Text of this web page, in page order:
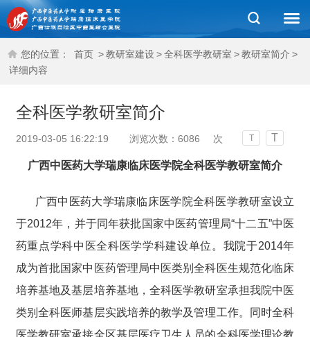
您的位置： 首页 >教研室建设 >全科医学教研室 >教研室简介 >
详细内容
全科医学教研室简介
2019-03-05 16:22:19 浏览次数： 6086 次 T T
广西中医药大学瑞康临床医学院全科医学教研室简介
广西中医药大学瑞康临床医学院全科医学教研室设立
于2012年，并于同年获批国家中医药管理局“十二五”中医
药重点学科中医全科医学学科建设单位。我院于2014年
成为首批国家中医药管理局中医类别全科医生规范化临床
培养基地及基层培养基地，全科医学教研室承担我院中医
类别全科医师基层实践培养的教学及管理工作。同时全科
医学教研室承接全区基层医疗卫生人员的全科医学理论教